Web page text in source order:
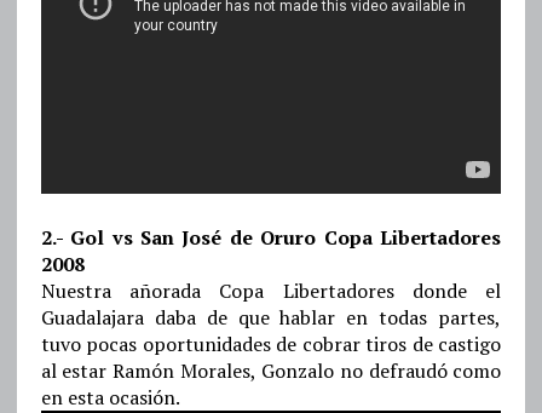
2.- Gol vs San José de Oruro Copa Libertadores
2008
Nuestra añorada Copa Libertadores donde el
Guadalajara daba de que hablar en todas partes,
tuvo pocas oportunidades de cobrar tiros de castigo
al estar Ramón Morales, Gonzalo no defraudó como
en esta ocasión.